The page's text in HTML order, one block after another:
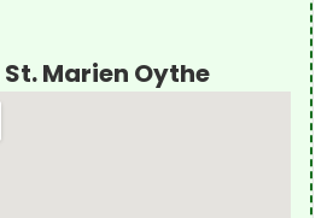
Marien Oythe